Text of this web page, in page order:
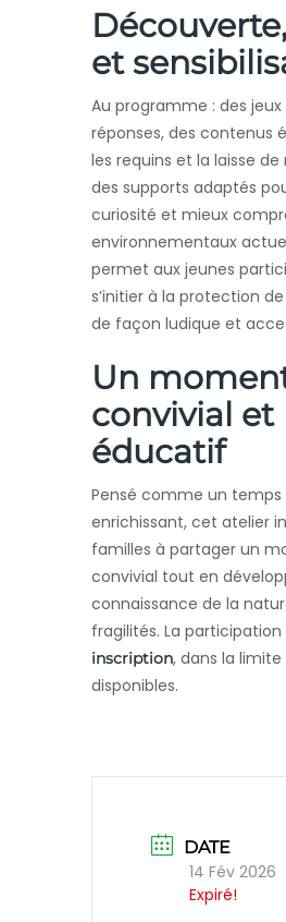
et
Au programme : des
réponses, des contenus
les requins et la laisse de
des supports adaptés
curiosité et mieux
environnementaux
permet aux jeunes
s’initier à la protection
de façon ludique et
Un
convivial et
éducatif
Pensé comme un temps
enrichissant, cet atelier
familles à partager un
convivial tout en
connaissance de la
fragilités. La
inscription, dans la
disponibles.
DATE
14 Fév 2026
Expiré!